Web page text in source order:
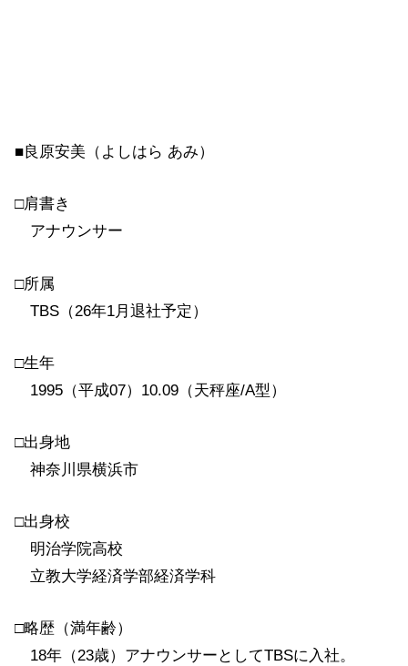
■良原安美（よしはら あみ）
□肩書き
アナウンサー
□所属
TBS（26年1月退社予定）
□生年
1995（平成07）10.09（天秤座/A型）
□出身地
神奈川県横浜市
□出身校
明治学院高校
立教大学経済学部経済学科
□略歴（満年齢）
18年（23歳）アナウンサーとしてTBSに入社。